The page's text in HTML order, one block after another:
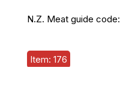
N.Z. Meat guide code:
Item: 176